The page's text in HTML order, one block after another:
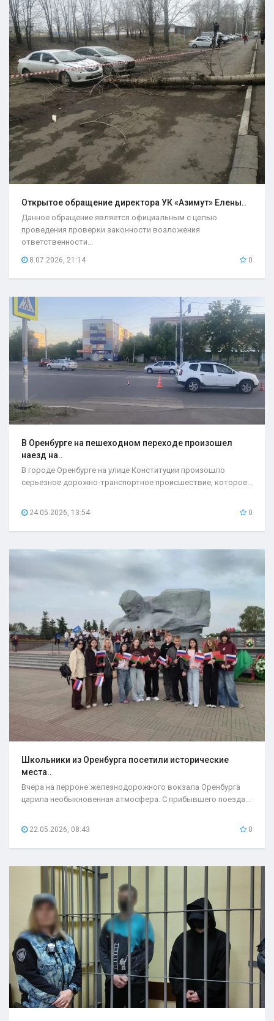
Открытое обращение директора УК «Азимут» Елены..
Данное обращение является официальным с целью
проведения проверки законности возложения
ответственности...
8.07.2026, 21:14 0
В Оренбурге на пешеходном переходе произошел
наезд на..
В городе Оренбурге на улице Конституции произошло
серьезное дорожно-транспортное происшествие, которое...
24.05.2026, 13:54 0
Школьники из Оренбурга посетили исторические
места..
Вчера на перроне железнодорожного вокзала Оренбурга
царила необыкновенная атмосфера. С прибывшего поезда...
22.05.2026, 08:43 0